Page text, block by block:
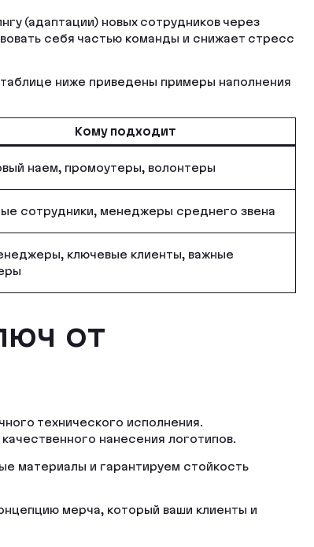
(адаптации) новых сотрудников через
себя частью команды и снижает стресс
ниже приведены примеры наполнения
Кому подходит
наем, промоутеры, волонтеры
сотрудники, менеджеры среднего звена
ключевые клиенты, важные
от
технического исполнения.
нанесения логотипов.
материалы и гарантируем стойкость
мерча, который ваши клиенты и